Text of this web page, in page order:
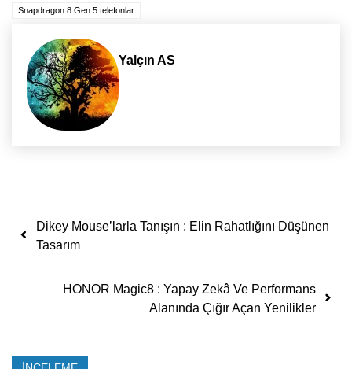
Snapdragon 8 Gen 5 telefonlar
Yalçın AS
Yazı dolaşımı
Dikey Mouse’larla Tanışın : Elin Rahatlığını Düşünen
Tasarım
HONOR Magic8 : Yapay Zekâ Ve Performans
Alanında Çığır Açan Yenilikler